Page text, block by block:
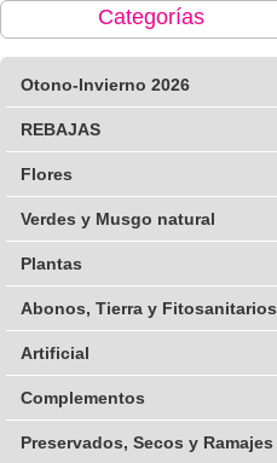
Categorías
Otono-Invierno 2026
REBAJAS
Flores
Verdes y Musgo natural
Plantas
Abonos, Tierra y Fitosanitarios
Artificial
Complementos
Preservados, Secos y Ramajes